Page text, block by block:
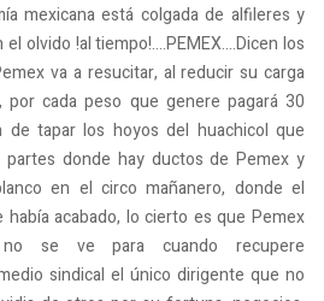
mexicana está colgada de alfileres y
olvido !al tiempo!....PEMEX....Dicen los
va a resucitar, al reducir su carga
cada peso que genere pagará 30
de tapar los hoyos del huachicol que
donde hay ductos de Pemex y
en el circo mañanero, donde el
acabado, lo cierto es que Pemex
se ve para cuando recupere
sindical el único dirigente que no